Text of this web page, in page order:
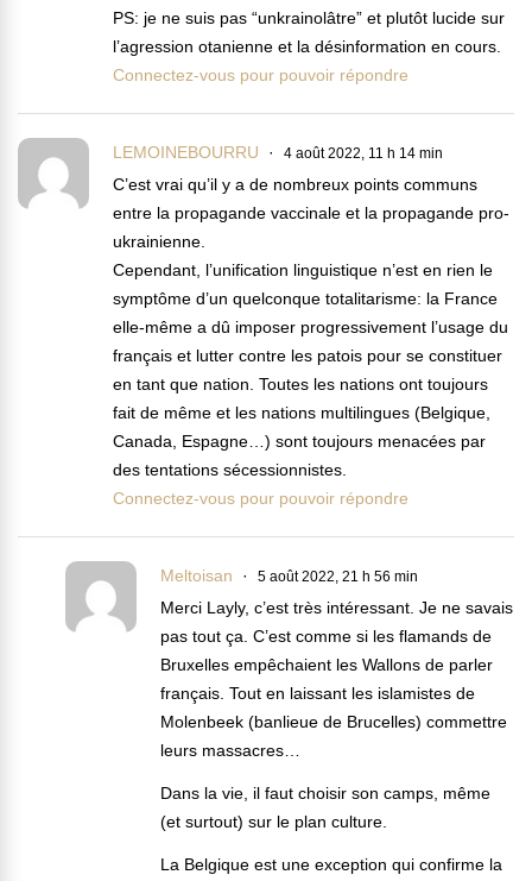
PS: je ne suis pas “unkrainolâtre” et plutôt lucide sur
l’agression otanienne et la désinformation en cours.
Connectez-vous pour pouvoir répondre
LEMOINEBOURRU 4 août 2022, 11 h 14 min
C’est vrai qu’il y a de nombreux points communs
entre la propagande vaccinale et la propagande pro-
ukrainienne.
Cependant, l’unification linguistique n’est en rien le
symptôme d’un quelconque totalitarisme: la France
elle-même a dû imposer progressivement l’usage du
français et lutter contre les patois pour se constituer
en tant que nation. Toutes les nations ont toujours
fait de même et les nations multilingues (Belgique,
Canada, Espagne…) sont toujours menacées par
des tentations sécessionnistes.
Connectez-vous pour pouvoir répondre
Meltoisan 5 août 2022, 21 h 56 min
Merci Layly, c’est très intéressant. Je ne savais
pas tout ça. C’est comme si les flamands de
Bruxelles empêchaient les Wallons de parler
français. Tout en laissant les islamistes de
Molenbeek (banlieue de Brucelles) commettre
leurs massacres…
Dans la vie, il faut choisir son camps, même
(et surtout) sur le plan culture.
La Belgique est une exception qui confirme la